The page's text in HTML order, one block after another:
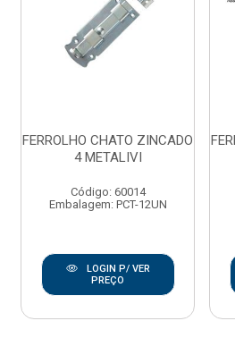
FERROLHO CHATO ZINCADO
4 METALIVI
Código: 60014
Embalagem: PCT-12UN
LOGIN P/ VER
PREÇO